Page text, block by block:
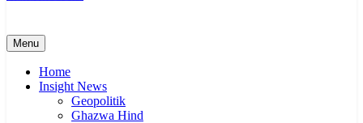
Menu
Home
Insight News
Geopolitik
Ghazwa Hind